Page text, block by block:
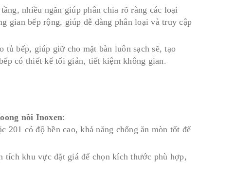
nhiều ngăn giúp phân chia rõ ràng các loại
gian bếp rộng, giúp dễ dàng phân loại và truy cập
bếp, giúp giữ cho mặt bàn luôn sạch sẽ, tạo
có thiết kế tối giản, tiết kiệm không gian.
nồi Inoxen:
201 có độ bền cao, khả năng chống ăn mòn tốt để
tích khu vực đặt giá để chọn kích thước phù hợp,